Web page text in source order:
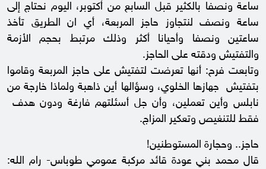
ساعة ونصفا بالكثير قبل السابع من أكتوبر، اليوم نحتاج إلى
ساعة ونصف لنتجاوز حاجز المربعة، أي ان الطريق تأخذ
ساعتين ونصفا وأحيانا أكثر وذلك مرتبط بحجم الأزمة
والتفتيش ودقته على الحاجز.
وتابعت فرح: أنها تعرضت لتفتيش على حاجز المربعة وقاموا
بتفتيش جهازها الخلوي، وسؤالها أين ذاهبة ولماذا خارجة من
نابلس وأين تعملين، وأن جل أسئلتهم فارغة ودون هدف
فقط للتنغيص وتعكير المزاج.
حاجز.. وحجارة المستوطنين!
قال محمد بني عودة قائد مركبة عمومي طوباس- رام الله: